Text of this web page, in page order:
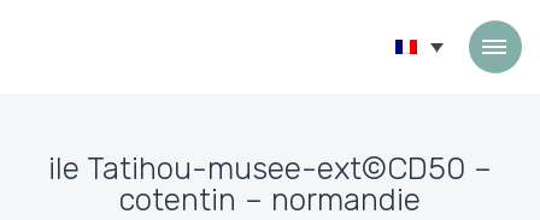
ile Tatihou-musee-ext©CD50 –
cotentin – normandie